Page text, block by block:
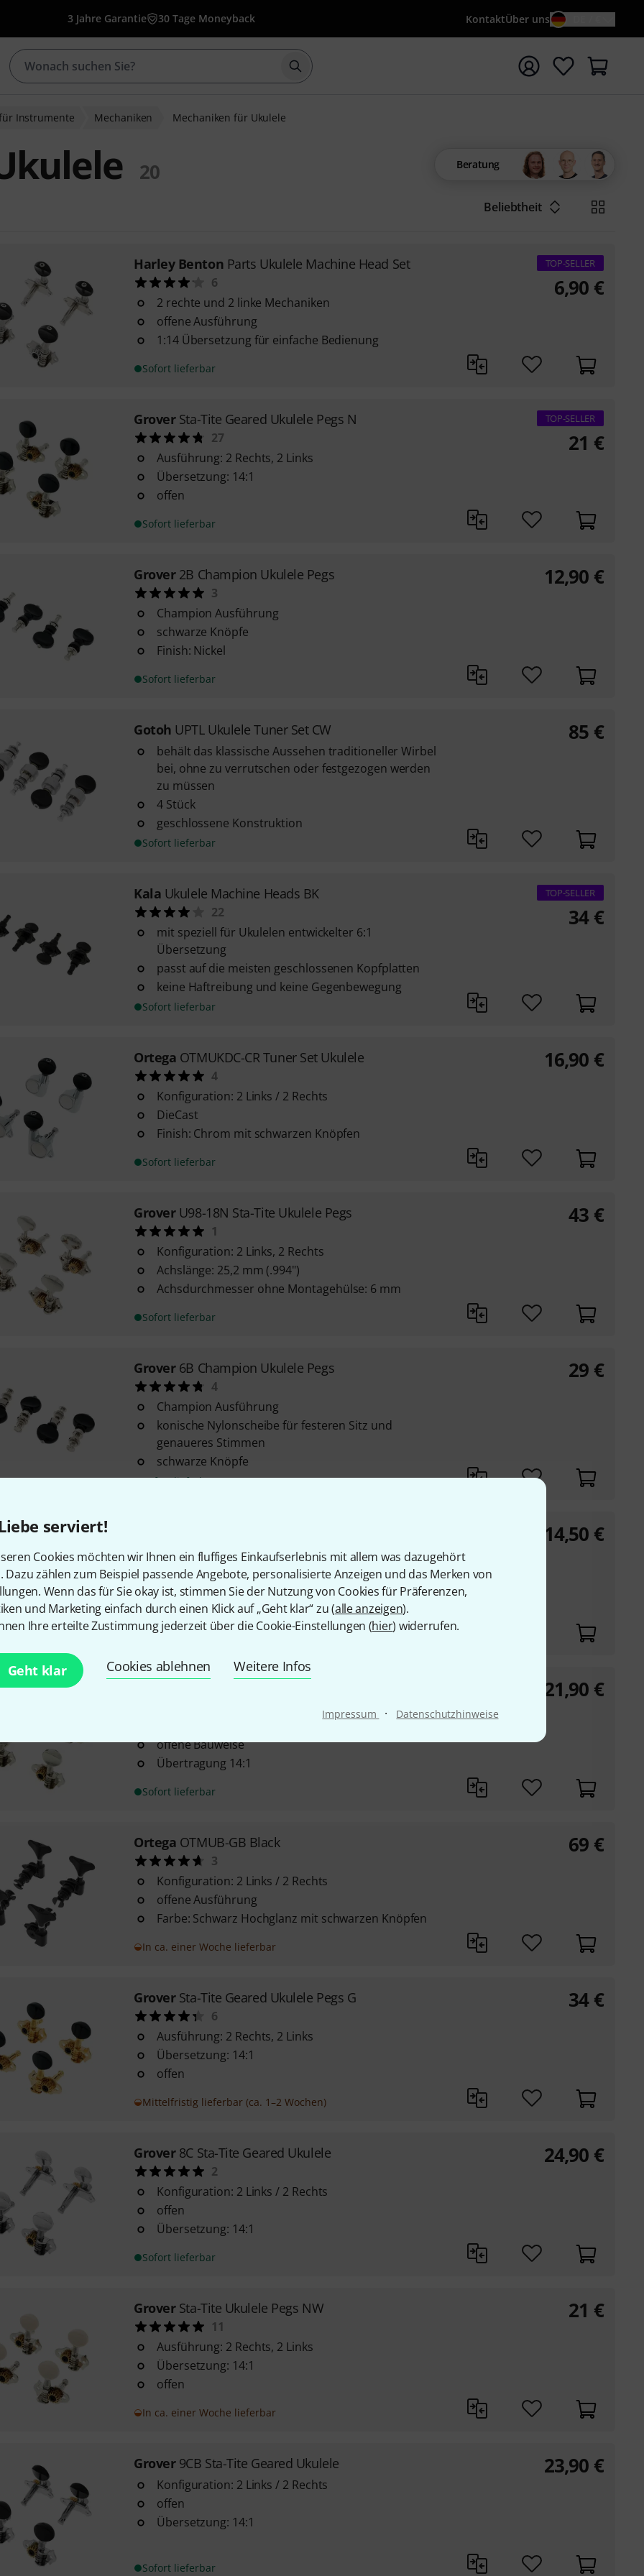
serviert!
Cookies möchten wir Ihnen ein fluffiges Einkaufserlebnis mit allem was dazugehört
Dazu zählen zum Beispiel passende Angebote, personalisierte Anzeigen und das Merken von
Wenn das für Sie okay ist, stimmen Sie der Nutzung von Cookies für Präferenzen,
und Marketing einfach durch einen Klick auf „Geht klar“ zu (alle anzeigen).
Ihre erteilte Zustimmung jederzeit über die Cookie-Einstellungen (hier) widerrufen.
Geht klar Cookies ablehnen Weitere Infos
Impressum · Datenschutzhinweise
3 Jahre Garantie 30 Tage Moneyback KontaktÜber uns
Suche mit Suchwort {searchTerm} starten
Instrumente Mechaniken Mechaniken für Ukulele
20 Beratung
Beliebtheit
Harley Benton Parts Ukulele Machine Head Set
6
2 rechte und 2 linke Mechaniken
offene Ausführung
1:14 Übersetzung für einfache Bedienung
Sofort lieferbar
TOP-SELLER
6,90 €
Grover Sta-Tite Geared Ukulele Pegs N
27
Ausführung: 2 Rechts, 2 Links
Übersetzung: 14:1
offen
Sofort lieferbar
TOP-SELLER
21 €
Grover 2B Champion Ukulele Pegs
3
Champion Ausführung
schwarze Knöpfe
Finish: Nickel
Sofort lieferbar
12,90 €
Gotoh UPTL Ukulele Tuner Set CW
behält das klassische Aussehen traditioneller Wirbel
bei, ohne zu verrutschen oder festgezogen werden
zu müssen
4 Stück
geschlossene Konstruktion
Sofort lieferbar
85 €
Kala Ukulele Machine Heads BK
22
mit speziell für Ukulelen entwickelter 6:1
Übersetzung
passt auf die meisten geschlossenen Kopfplatten
keine Haftreibung und keine Gegenbewegung
Sofort lieferbar
TOP-SELLER
34 €
Ortega OTMUKDC-CR Tuner Set Ukulele
4
Konfiguration: 2 Links / 2 Rechts
DieCast
Finish: Chrom mit schwarzen Knöpfen
Sofort lieferbar
16,90 €
Grover U98-18N Sta-Tite Ukulele Pegs
1
Konfiguration: 2 Links, 2 Rechts
Achslänge: 25,2 mm (.994")
Achsdurchmesser ohne Montagehülse: 6 mm
Sofort lieferbar
43 €
Grover 6B Champion Ukulele Pegs
4
Champion Ausführung
konische Nylonscheibe für festeren Sitz und
genaueres Stimmen
schwarze Knöpfe
Sofort lieferbar
29 €
58
Champion Modell
4 Stück
Nickel
Sofort lieferbar
14,50 €
offene Bauweise
Übertragung 14:1
Sofort lieferbar
21,90 €
Ortega OTMUB-GB Black
3
Konfiguration: 2 Links / 2 Rechts
offene Ausführung
Farbe: Schwarz Hochglanz mit schwarzen Knöpfen
In ca. einer Woche lieferbar
69 €
Grover Sta-Tite Geared Ukulele Pegs G
6
Ausführung: 2 Rechts, 2 Links
Übersetzung: 14:1
offen
Mittelfristig lieferbar (ca. 1–2 Wochen)
34 €
Grover 8C Sta-Tite Geared Ukulele
2
Konfiguration: 2 Links / 2 Rechts
offen
Übersetzung: 14:1
Sofort lieferbar
24,90 €
Grover Sta-Tite Ukulele Pegs NW
11
Ausführung: 2 Rechts, 2 Links
Übersetzung: 14:1
offen
In ca. einer Woche lieferbar
21 €
Grover 9CB Sta-Tite Geared Ukulele
Konfiguration: 2 Links / 2 Rechts
offen
Übersetzung: 14:1
Sofort lieferbar
23,90 €